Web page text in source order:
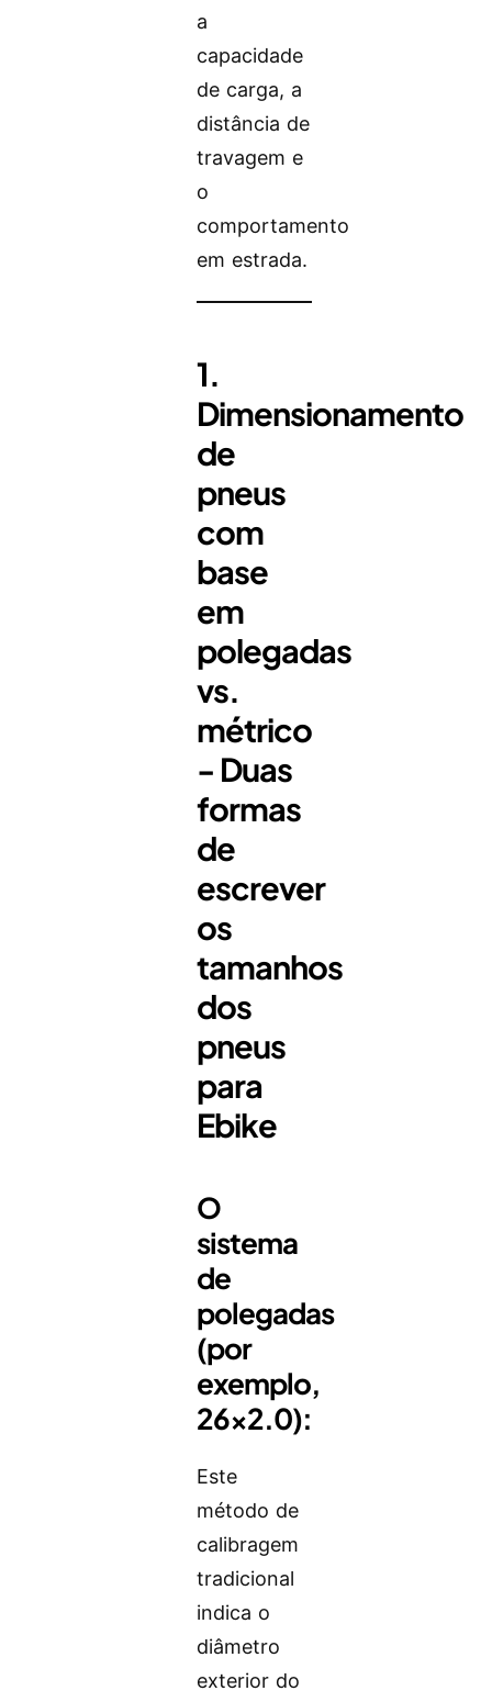
a
capacidade
de carga, a
distância de
travagem e
o
comportamento
em estrada.
1.
Dimensionamento
de
pneus
com
base
em
polegadas
vs.
métrico
- Duas
formas
de
escrever
os
tamanhos
dos
pneus
para
Ebike
O
sistema
de
polegadas
(por
exemplo,
26×2.0):
Este
método de
calibragem
tradicional
indica o
diâmetro
exterior do